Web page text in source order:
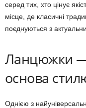
серед тих, хто цінує
місце, де класичні
поєднуються з
Ланцюжки —
основа
Однією з